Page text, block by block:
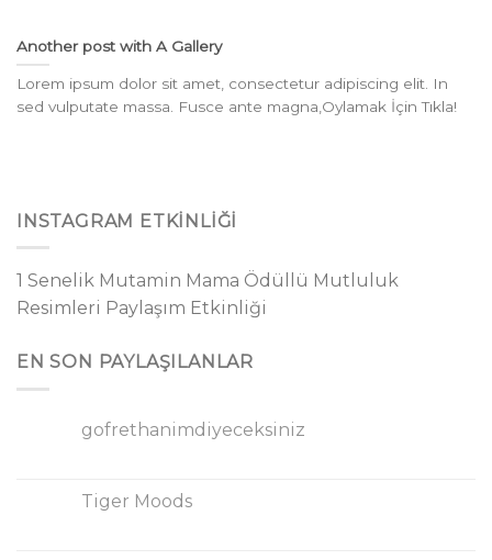
INSTAGRAM ETKINLIĞI
1 Senelik Mutamin Mama Ödüllü Mutluluk
Resimleri Paylaşım Etkinliği
EN SON PAYLAŞILANLAR
gofrethanimdiyeceksiniz
Tiger Moods
Another post with A Gallery
Lorem ipsum dolor sit amet, consectetur adipiscing elit. In
sed vulputate massa. Fusce ante magna,Oylamak İçin Tıkla!